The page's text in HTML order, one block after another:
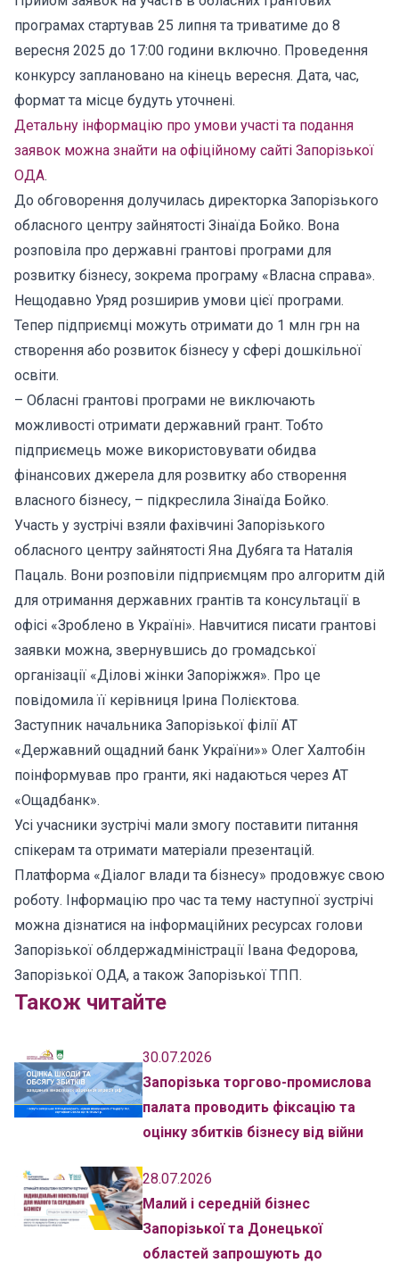
програмах стартував 25 липня та триватиме до 8
вересня 2025 до 17:00 години включно. Проведення
конкурсу заплановано на кінець вересня. Дата, час,
формат та місце будуть уточнені.
Детальну інформацію про умови участі та подання
заявок можна знайти на офіційному сайті Запорізької
ОДА.
До обговорення долучилась директорка Запорізького
обласного центру зайнятості Зінаїда Бойко. Вона
розповіла про державні грантові програми для
розвитку бізнесу, зокрема програму «Власна справа».
Нещодавно Уряд розширив умови цієї програми.
Тепер підприємці можуть отримати до 1 млн грн на
створення або розвиток бізнесу у сфері дошкільної
освіти.
– Обласні грантові програми не виключають
можливості отримати державний грант. Тобто
підприємець може використовувати обидва
фінансових джерела для розвитку або створення
власного бізнесу, – підкреслила Зінаїда Бойко.
Участь у зустрічі взяли фахівчині Запорізького
обласного центру зайнятості Яна Дубяга та Наталія
Пацаль. Вони розповіли підприємцям про алгоритм дій
для отримання державних грантів та консультації в
офісі «Зроблено в Україні». Навчитися писати грантові
заявки можна, звернувшись до громадської
організації «Ділові жінки Запоріжжя». Про це
повідомила її керівниця Ірина Полієктова.
Заступник начальника Запорізької філії АТ
«Державний ощадний банк України»» Олег Халтобін
поінформував про гранти, які надаються через АТ
«Ощадбанк».
Усі учасники зустрічі мали змогу поставити питання
спікерам та отримати матеріали презентацій.
Платформа «Діалог влади та бізнесу» продовжує свою
роботу. Інформацію про час та тему наступної зустрічі
можна дізнатися на інформаційних ресурсах голови
Запорізької облдержадміністрації Івана Федорова,
Запорізької ОДА, а також Запорізької ТПП.
Також читайте
30.07.2026
Запорізька торгово-промислова
палата проводить фіксацію та
оцінку збитків бізнесу від війни
28.07.2026
Малий і середній бізнес
Запорізької та Донецької
областей запрошують до